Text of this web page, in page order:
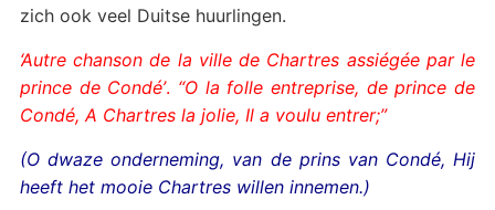
zich ook veel Duitse huurlingen.
‘Autre chanson de la ville de Chartres assiégée par le
prince de Condé’. “O la folle entreprise, de prince de
Condé, A Chartres la jolie, Il a voulu entrer;”
(O dwaze onderneming, van de prins van Condé, Hij
heeft het mooie Chartres willen innemen.)